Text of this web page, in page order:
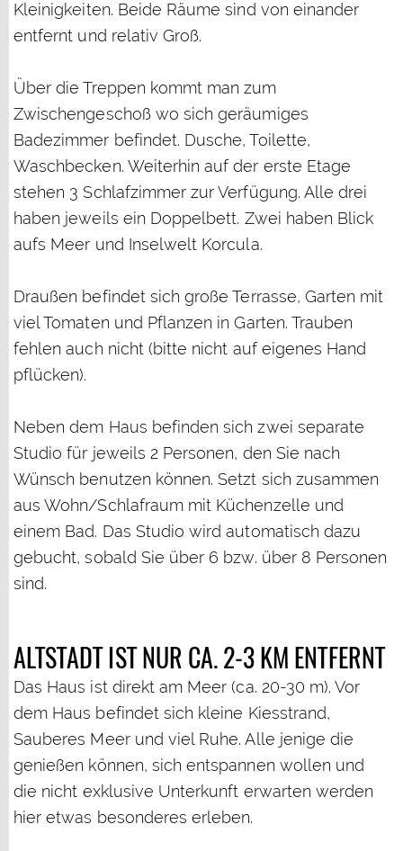
Kleinigkeiten. Beide Räume sind von einander
entfernt und relativ Groß.
Über die Treppen kommt man zum
Zwischengeschoß wo sich geräumiges
Badezimmer befindet. Dusche, Toilette,
Waschbecken. Weiterhin auf der erste Etage
stehen 3 Schlafzimmer zur Verfügung. Alle drei
haben jeweils ein Doppelbett. Zwei haben Blick
aufs Meer und Inselwelt Korcula.
Draußen befindet sich große Terrasse, Garten mit
viel Tomaten und Pflanzen in Garten. Trauben
fehlen auch nicht (bitte nicht auf eigenes Hand
pflücken).
Neben dem Haus befinden sich zwei separate
Studio für jeweils 2 Personen, den Sie nach
Wünsch benutzen können. Setzt sich zusammen
aus Wohn/Schlafraum mit Küchenzelle und
einem Bad. Das Studio wird automatisch dazu
gebucht, sobald Sie über 6 bzw. über 8 Personen
sind.
ALTSTADT IST NUR CA. 2-3 KM ENTFERNT
Das Haus ist direkt am Meer (ca. 20-30 m). Vor
dem Haus befindet sich kleine Kiesstrand,
Sauberes Meer und viel Ruhe. Alle jenige die
genießen können, sich entspannen wollen und
die nicht exklusive Unterkunft erwarten werden
hier etwas besonderes erleben.